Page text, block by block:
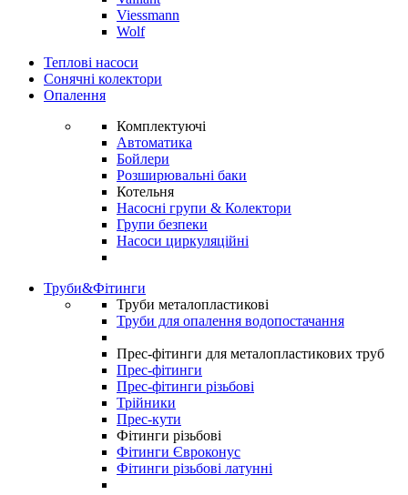
Viessmann
Wolf
Теплові насоси
Сонячні колектори
Опалення
Комплектуючі
Автоматика
Бойлери
Розширювальні баки
Котельня
Насосні групи & Колектори
Групи безпеки
Насоси циркуляційні
Труби&Фітинги
Труби металопластикові
Труби для опалення водопостачання
Прес-фітинги для металопластикових труб
Прес-фітинги
Прес-фітинги різьбові
Трійники
Прес-кути
Фітинги різьбові
Фітинги Євроконус
Фітинги різьбові латунні